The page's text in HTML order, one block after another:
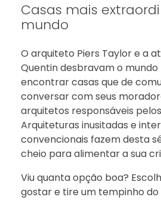
Casas mais
mundo
O arquiteto Piers Taylor e a
Quentin desbravam o
encontrar casas que de
conversar com seus
arquitetos responsáveis
Arquiteturas inusitadas e
convencionais fazem desta
cheio para alimentar a sua
Viu quanta opção boa?
gostar e tire um tempinho do